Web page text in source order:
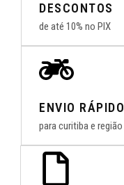
DESCONTOS
de até 10% no PIX
ENVIO RÁPIDO
para curitiba e região